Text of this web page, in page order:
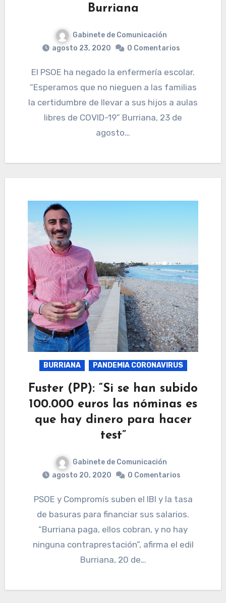
Burriana
Gabinete de Comunicación
agosto 23, 2020
0 Comentarios
El PSOE ha negado la enfermería escolar.
“Esperamos que no nieguen a las familias
la certidumbre de llevar a sus hijos a aulas
libres de COVID-19” Burriana, 23 de
agosto…
BURRIANA PANDEMIA CORONAVIRUS
Fuster (PP): “Si se han subido
100.000 euros las nóminas es
que hay dinero para hacer
test”
Gabinete de Comunicación
agosto 20, 2020
0 Comentarios
PSOE y Compromís suben el IBI y la tasa
de basuras para financiar sus salarios.
“Burriana paga, ellos cobran, y no hay
ninguna contraprestación”, afirma el edil
Burriana, 20 de…